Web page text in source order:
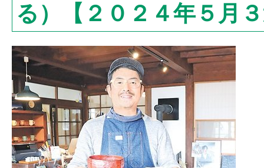
る）【２０２４年５月